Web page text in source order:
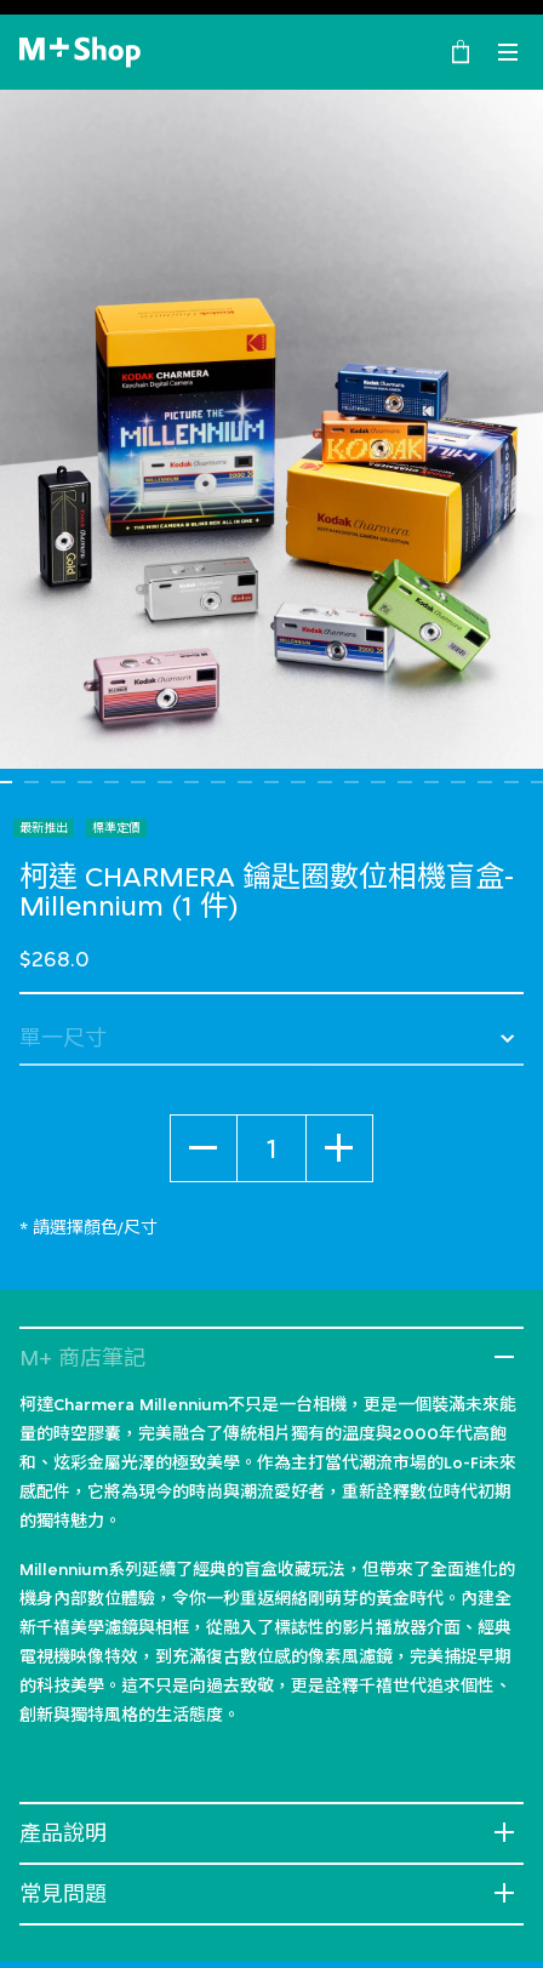
×
M+ Shop
最新推出 標準定價
柯達 CHARMERA 鑰匙圈數位相機盲盒-
Millennium (1 件)
$268.0
* 請選擇顏色/尺寸
M+ 商店筆記
柯達Charmera Millennium不只是一台相機，更是一個裝滿未來能
量的時空膠囊，完美融合了傳統相片獨有的溫度與2000年代高飽
和、炫彩金屬光澤的極致美學。作為主打當代潮流市場的Lo-Fi未來
感配件，它將為現今的時尚與潮流愛好者，重新詮釋數位時代初期
的獨特魅力。
Millennium系列延續了經典的盲盒收藏玩法，但帶來了全面進化的
機身內部數位體驗，令你一秒重返網絡剛萌芽的黃金時代。內建全
新千禧美學濾鏡與相框，從融入了標誌性的影片播放器介面、經典
電視機映像特效，到充滿復古數位感的像素風濾鏡，完美捕捉早期
的科技美學。這不只是向過去致敬，更是詮釋千禧世代追求個性、
創新與獨特風格的生活態度。
產品說明
常見問題